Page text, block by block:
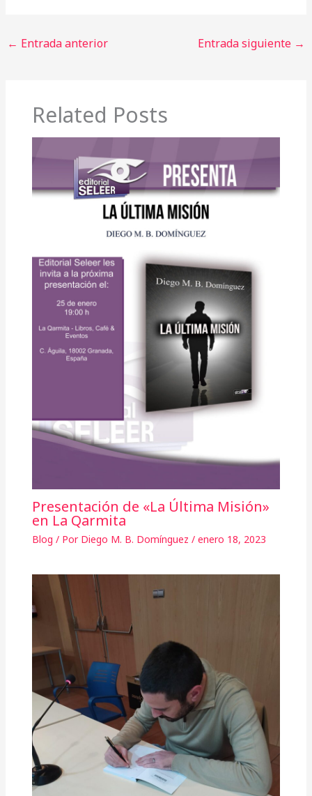
← Entrada anterior Entrada siguiente →
Related Posts
Presentación de «La Última Misión»
en La Qarmita
Blog / Por Diego M. B. Domínguez / enero 18, 2023